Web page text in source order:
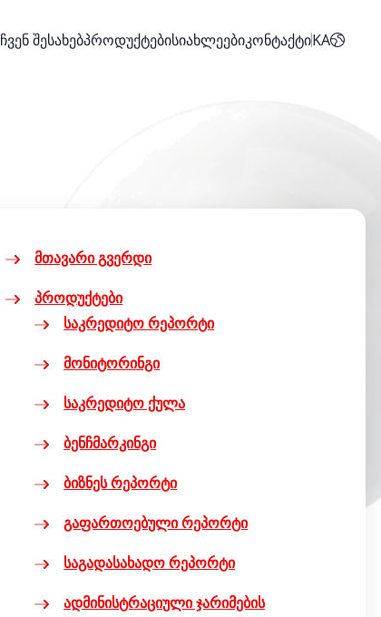
ჩვენ შესახებპროდუქტებისიახლეებიკონტაქტიKA
მთავარი გვერდი
პროდუქტები
საკრედიტო რეპორტი
მონიტორინგი
საკრედიტო ქულა
ბენჩმარკინგი
ბიზნეს რეპორტი
გაფართოებული რეპორტი
საგადასახადო რეპორტი
ადმინისტრაციული ჯარიმების